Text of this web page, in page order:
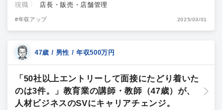
現職
店長・販売・店舗管理
#年収アップ 2025/03/01
47歳 / 男性 / 年収500万円
「50社以上エントリーして面接にたどり着いた
のは3件。」教育業の講師・教師（47歳）が、
人材ビジネスのSVにキャリアチェンジ。